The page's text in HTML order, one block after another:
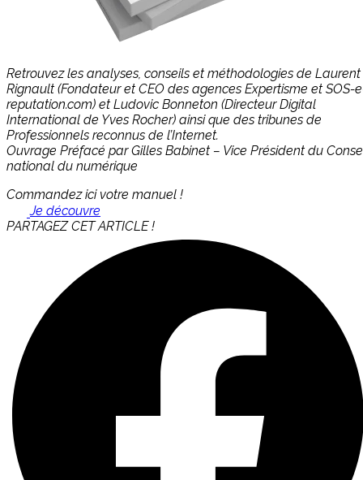
Retrouvez les analyses, conseils et méthodologies de Laurent
Rignault (Fondateur et CEO des agences Expertisme et SOS-
reputation.com) et Ludovic Bonneton (Directeur Digital
International de Yves Rocher) ainsi que des tribunes de
Professionnels reconnus de l’Internet.
Ouvrage Préfacé par Gilles Babinet – Vice Président du
national du numérique
Commandez ici votre manuel !
Je découvre
PARTAGEZ CET ARTICLE !